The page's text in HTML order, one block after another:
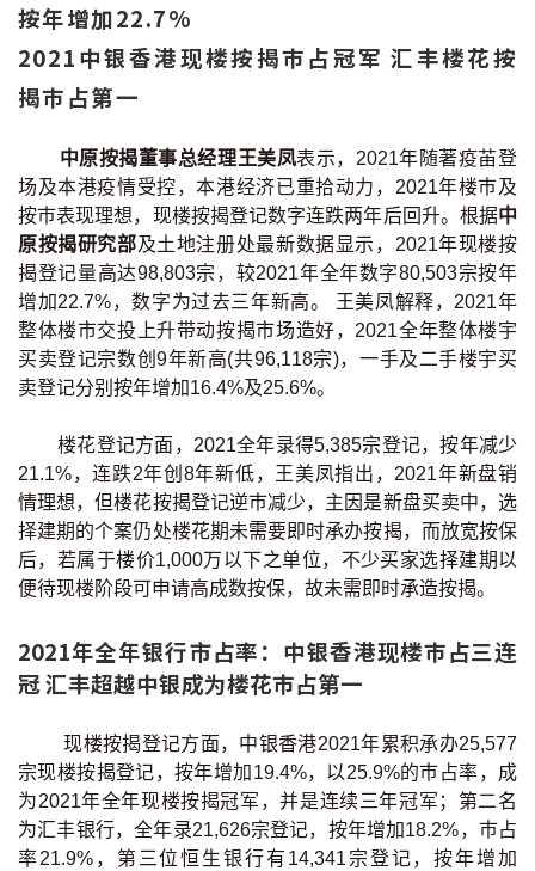
按年增加22.7%
2021中银香港现楼按揭巿占冠军 汇丰楼花按
揭巿占第一
中原按揭董事总经理王美凤表示，2021年随著疫苖登
场及本港疫情受控，本港经济已重拾动力，2021年楼巿及
按巿表现理想，现楼按揭登记数字连跌两年后回升。根据中
原按揭研究部及土地注册处最新数据显示，2021年现楼按
揭登记量高达98,803宗，较2021年全年数字80,503宗按年
增加22.7%，数字为过去三年新高。 王美凤解释，2021年
整体楼市交投上升带动按揭市场造好，2021全年整体楼宇
买卖登记宗数创9年新高(共96,118宗)，一手及二手楼宇买
卖登记分别按年增加16.4%及25.6%。
楼花登记方面，2021全年录得5,385宗登记，按年减少
21.1%，连跌2年创8年新低，王美凤指出，2021年新盘销
情理想，但楼花按揭登记逆巿减少，主因是新盘买卖中，选
择建期的个案仍处楼花期未需要即时承办按揭，而放宽按保
后，若属于楼价1,000万以下之单位，不少买家选择建期以
便待现楼阶段可申请高成数按保，故未需即时承造按揭。
2021年全年银行市占率：中银香港现楼巿占三连
冠 汇丰超越中银成为楼花巿占第一
现楼按揭登记方面，中银香港2021年累积承办25,577
宗现楼按揭登记，按年增加19.4%，以25.9%的巿占率，成
为2021年全年现楼按揭冠军，并是连续三年冠军；第二名
为汇丰银行，全年录21,626宗登记，按年增加18.2%，巿占
率21.9%，第三位恒生银行有14,341宗登记，按年增加